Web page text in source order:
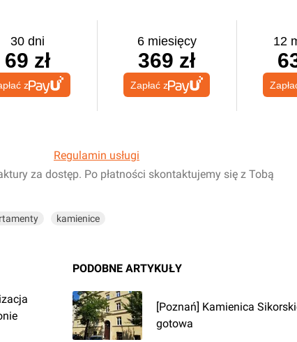
30 dni
69 zł
z
6 miesięcy
369 zł
Zapłać z
12
Regulamin usługi
za dostęp. Po płatności skontaktujemy się z Tobą
kamienice
PODOBNE ARTYKUŁY
[Poznań] Kamienica
gotowa